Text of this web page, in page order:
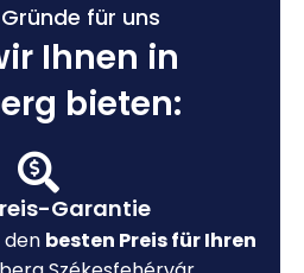
für uns
Ihnen in
bieten:
Garantie
den besten Preis für Ihren